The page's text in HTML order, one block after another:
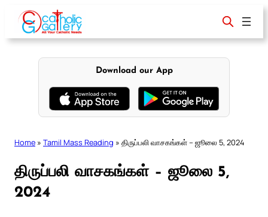
content
Download our App
Home » Tamil Mass Reading » திருப்பலி வாசகங்கள் – ஜூலை 5, 2024
திருப்பலி வாசகங்கள் – ஜூலை 5,
2024